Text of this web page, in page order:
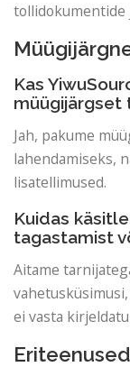
tollidokumentide
Kas
müügijärgset
Jah, pakume
lahendamiseks,
lisatellimused.
Kuidas
tagastamist
Aitame
ei vasta
Eriteenused